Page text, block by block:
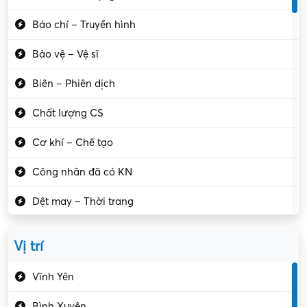
Báo chí – Truyền hình
Bảo vệ – Vệ sĩ
Biên – Phiên dịch
Chất lượng CS
Cơ khí – Chế tạo
Công nhân đã có KN
Dệt may – Thời trang
Vị trí
Vĩnh Yên